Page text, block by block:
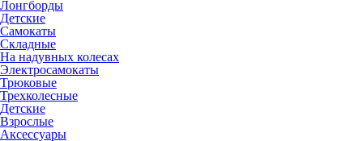
Лонгборды
Детские
Самокаты
Складные
На надувных колесах
Электросамокаты
Трюковые
Трехколесные
Детские
Взрослые
Аксессуары